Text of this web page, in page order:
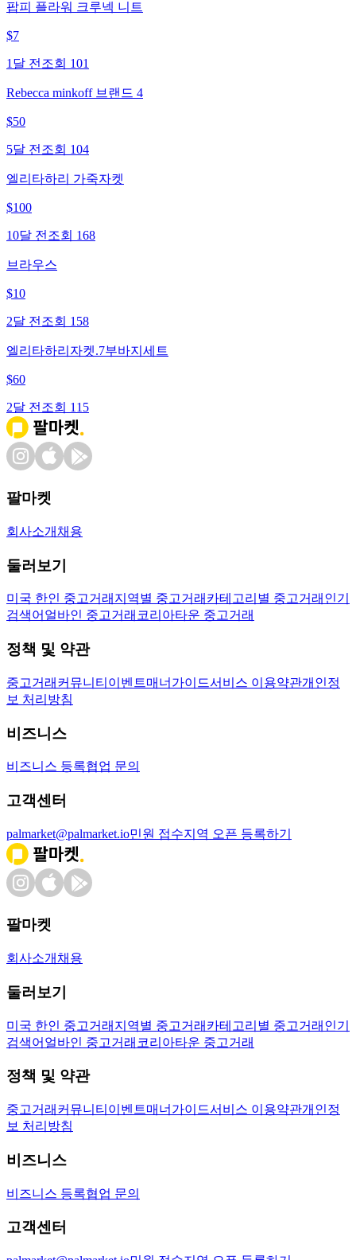
팝피 플라워 크루넥 니트
$7
1달 전 조회 101
Rebecca minkoff 브랜드 4
$50
5달 전 조회 104
엘리타하리 가죽자켓
$100
10달 전 조회 168
브라우스
$10
2달 전 조회 158
엘리타하리자켓.7부바지세트
$60
2달 전 조회 115
팔마켓
회사소개 채용
둘러보기
미국 한인 중고거래 지역별 중고거래 카테고리별 중고거래 인기
검색어 얼바인 중고거래 코리아타운 중고거래
정책 및 약관
중고거래 커뮤니티 이벤트매너가이드서비스 이용약관개인정
보 처리방침
비즈니스
비즈니스 등록협업 문의
고객센터
palmarket@palmarket.io민원 접수지역 오픈 등록하기
팔마켓
회사소개 채용
둘러보기
미국 한인 중고거래 지역별 중고거래 카테고리별 중고거래 인기
검색어 얼바인 중고거래 코리아타운 중고거래
정책 및 약관
중고거래 커뮤니티 이벤트매너가이드서비스 이용약관개인정
보 처리방침
비즈니스
비즈니스 등록협업 문의
고객센터